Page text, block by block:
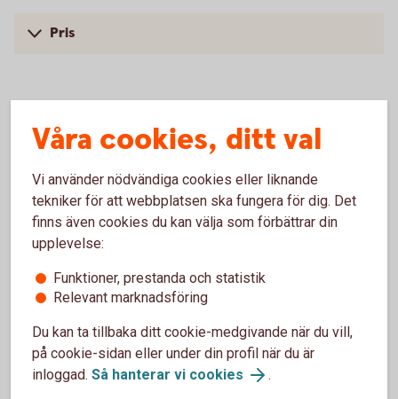
Pris
Fler tjänster
Vi erbjuder även skräddarsydda lösningar och ännu
fler tjänster beroende på vad du och ditt företag
behöver. Med rätt konton, kort och smidiga sätt att
betala och ta betalt kan du fokusera på att driva
ditt företag.
Våra cookies, ditt val
Vi använder nödvändiga cookies eller liknande
tekniker för att webbplatsen ska fungera för dig. Det
finns även cookies du kan välja som förbättrar din
upplevelse:
Funktioner, prestanda och statistik
Relevant marknadsföring
Du kan ta tillbaka ditt cookie-medgivande när du vill,
på cookie-sidan eller under din profil när du är
inloggad. Så hanterar vi cookies .